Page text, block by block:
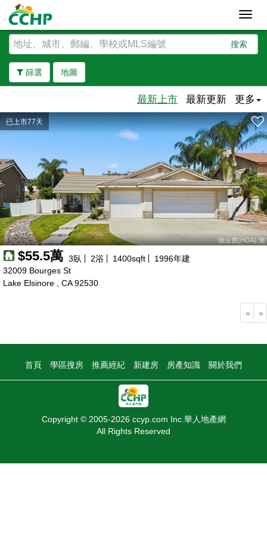
搜索
篩選 地圖
去除邊界
最新上市 最新更新 更多
已上市77天
物业费(HOA):無
$55.5萬 3臥 2浴 1400sqft 1996年建
32009 Bourges St
Lake Elsinore , CA 92530
« »
首頁 學區搜房 推薦經紀 新建房 房產知識 關於我們
Copyright © 2005-2026 ccyp.com Inc.華人地產網
All Rights Reserved